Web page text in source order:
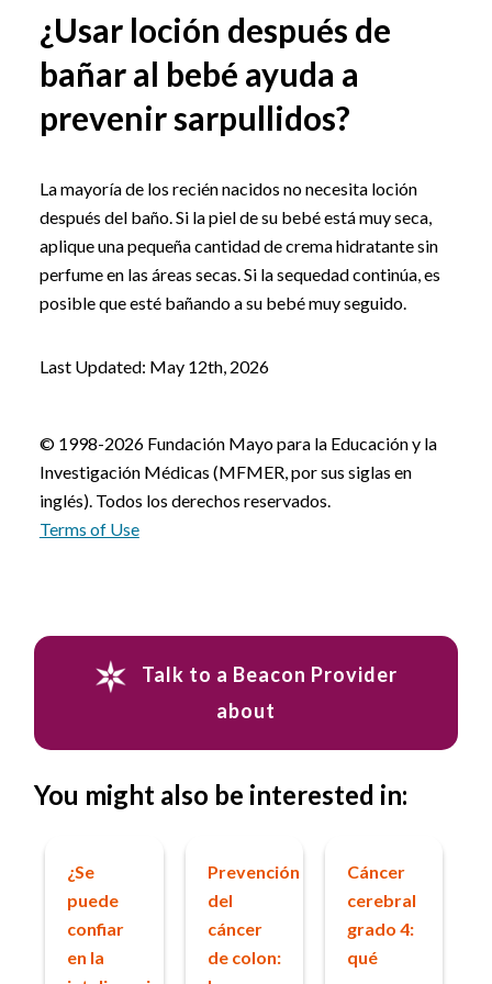
¿Usar loción después de
bañar al bebé ayuda a
prevenir sarpullidos?
La mayoría de los recién nacidos no necesita loción
después del baño. Si la piel de su bebé está muy seca,
aplique una pequeña cantidad de crema hidratante sin
perfume en las áreas secas. Si la sequedad continúa, es
posible que esté bañando a su bebé muy seguido.
Last Updated: May 12th, 2026
© 1998-2026 Fundación Mayo para la Educación y la
Investigación Médicas (MFMER, por sus siglas en
inglés). Todos los derechos reservados.
Terms of Use
Talk to a Beacon Provider
about
You might also be interested in:
¿Se
puede
confiar
en la
Prevención
del
cáncer
de colon:
Cáncer
cerebral
grado 4:
qué